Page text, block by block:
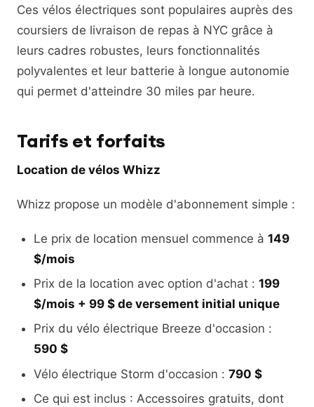
Ces vélos électriques sont populaires auprès des
coursiers de livraison de repas à NYC grâce à
leurs cadres robustes, leurs fonctionnalités
polyvalentes et leur batterie à longue autonomie
qui permet d'atteindre 30 miles par heure.
Tarifs et forfaits
Location de vélos Whizz
Whizz propose un modèle d'abonnement simple :
Le prix de location mensuel commence à 149
$/mois
Prix de la location avec option d'achat : 199
$/mois + 99 $ de versement initial unique
Prix du vélo électrique Breeze d'occasion :
590 $
Vélo électrique Storm d'occasion : 790 $
Ce qui est inclus : Accessoires gratuits, dont